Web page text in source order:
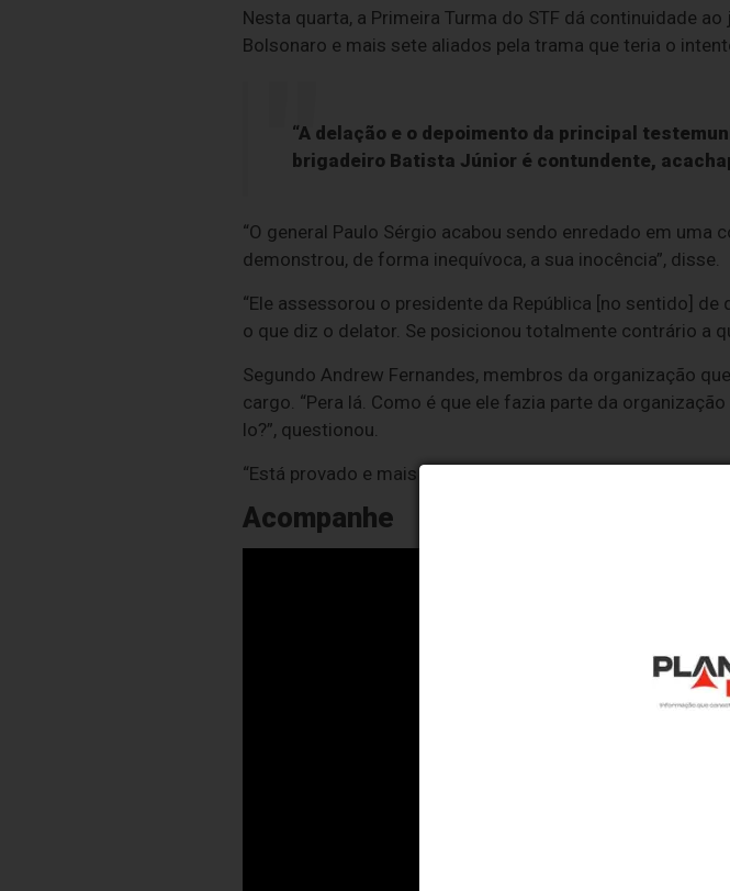
Nesta quarta, a Primeira Turma do STF dá continuidade
Bolsonaro e mais sete aliados pela trama que teria o
“A delação e o depoimento da principal
brigadeiro Batista Júnior é contundente,
“O general Paulo Sérgio acabou sendo enredado em
demonstrou, de forma inequívoca, a sua inocência”, disse.
“Ele assessorou o presidente da República [no sentido]
o que diz o delator. Se posicionou totalmente contrário a
Segundo Andrew Fernandes, membros da organização
cargo. “Pera lá. Como é que ele fazia parte da
lo?”, questionou.
“Está provado e mais do que provado que o general Paulo
Acompanhe